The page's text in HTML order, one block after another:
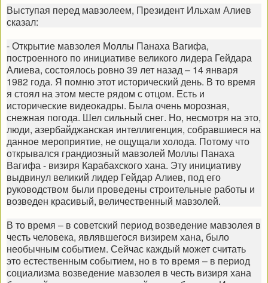
Выступая перед мавзолеем, Президент Ильхам Алиев
сказал:
- Открытие мавзолея Моллы Панаха Вагифа,
построенного по инициативе великого лидера Гейдара
Алиева, состоялось ровно 39 лет назад – 14 января
1982 года. Я помню этот исторический день. В то время
я стоял на этом месте рядом с отцом. Есть и
исторические видеокадры. Была очень морозная,
снежная погода. Шел сильный снег. Но, несмотря на это,
люди, азербайджанская интеллигенция, собравшиеся на
данное мероприятие, не ощущали холода. Потому что
открывался грандиозный мавзолей Моллы Панаха
Вагифа - визиря Карабахского хана. Эту инициативу
выдвинул великий лидер Гейдар Алиев, под его
руководством были проведены строительные работы и
возведен красивый, величественный мавзолей.
В то время – в советский период возведение мавзолея в
честь человека, являвшегося визирем хана, было
необычным событием. Сейчас каждый может считать
это естественным событием, но в то время – в период
социализма возведение мавзолея в честь визиря хана